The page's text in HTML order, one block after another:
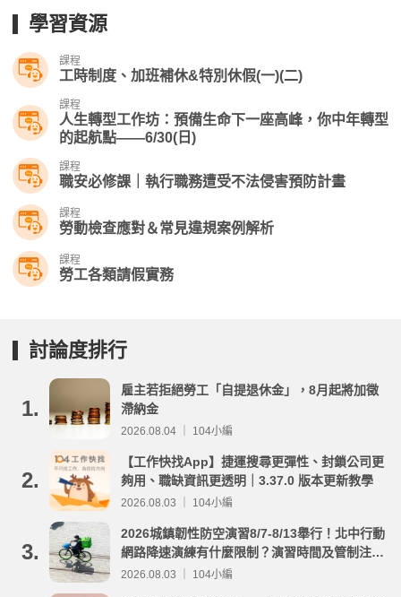
學習資源
課程
工時制度、加班補休&特別休假(一)(二)
課程
人生轉型工作坊：預備生命下一座高峰，你中年轉型
的起航點——6/30(日)
課程
職安必修課｜執行職務遭受不法侵害預防計畫
課程
勞動檢查應對＆常見違規案例解析
課程
勞工各類請假實務
討論度排行
1.
雇主若拒絕勞工「自提退休金」，8月起將加徵
滯納金
2026.08.04 ｜ 104小編
2.
【工作快找App】捷運搜尋更彈性、封鎖公司更
夠用、職缺資訊更透明｜3.37.0 版本更新教學
2026.08.03 ｜ 104小編
3.
2026城鎮韌性防空演習8/7-8/13舉行！北中行動
網路降速演練有什麼限制？演習時間及管制注意
事項整理
2026.08.03 ｜ 104小編